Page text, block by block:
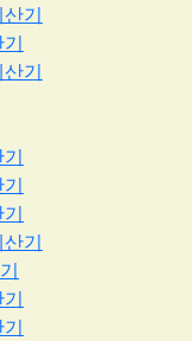
기
기
기